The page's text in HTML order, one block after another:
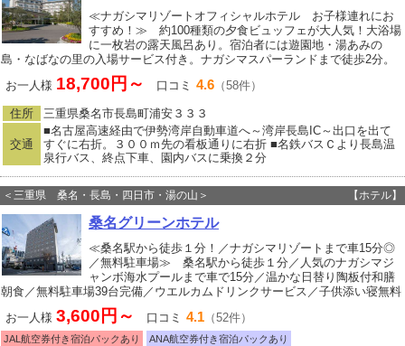
≪ナガシマリゾートオフィシャルホテル お子様連れにお
すすめ！≫ 約100種類の夕食ビュッフェが大人気！大浴場
に一枚岩の露天風呂あり。宿泊者には遊園地・湯あみの
島・なばなの里の入場サービス付き。ナガシマスパーランドまで徒歩2分。
お一人様 18,700円～ 口コミ 4.6 （58件）
住所 三重県桑名市長島町浦安３３３
交通
■名古屋高速経由で伊勢湾岸自動車道へ～湾岸長島IC～出口を出て
すぐに右折。３００ｍ先の看板通りに右折 ■名鉄バスＣより長島温
泉行バス、終点下車、園内バスに乗換２分
＜三重県 桑名・長島・四日市・湯の山＞ 【ホテル】
桑名グリーンホテル
≪桑名駅から徒歩１分！／ナガシマリゾートまで車15分◎
／無料駐車場≫ 桑名駅から徒歩１分／人気のナガシマジ
ャンボ海水プールまで車で15分／温かな日替り陶板付和膳
朝食／無料駐車場39台完備／ウエルカムドリンクサービス／子供添い寝無料
お一人様 3,600円～ 口コミ 4.1 （52件）
JAL航空券付き宿泊パックあり ANA航空券付き宿泊パックあり